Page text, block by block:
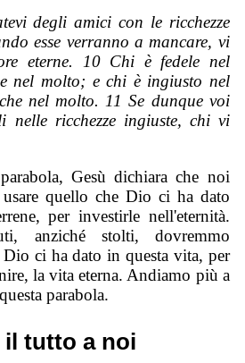
degli amici con le ricchezze
esse verranno a mancare, vi
eterne.
10 Chi è fedele nel
nel molto; e chi è ingiusto nel
nel molto. 11 Se dunque voi
nelle ricchezze ingiuste, chi vi
Gesù dichiara che noi
usarequello che Dio ci ha dato
per investirle nell'eternità.
anziché stolti, dovremmo
ci ha dato in questa vita, per
la vita eterna. Andiamo più a
parabola.
tutto a noi